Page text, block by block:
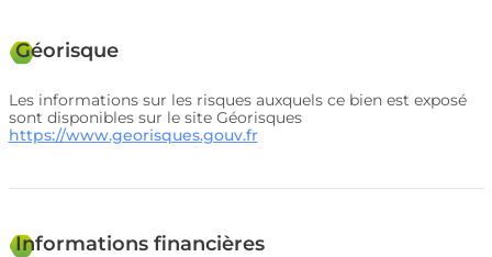
Géorisque
Les informations sur les risques auxquels ce bien est exposé
sont disponibles sur le site Géorisques
https://www.georisques.gouv.fr
Informations financières